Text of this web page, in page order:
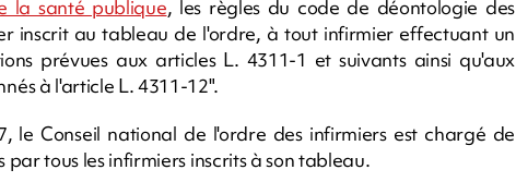
la santé publique, les règles du code de déontologie des
inscrit au tableau de l'ordre, à tout infirmier effectuant un
prévues aux articles L. 4311-1 et suivants ainsi qu'aux
à l'article L. 4311-12".
le Conseil national de l'ordre des infirmiers est chargé de
tous les infirmiers inscrits à son tableau.